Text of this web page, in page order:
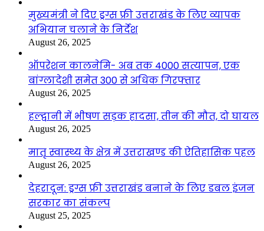
मुख्यमंत्री ने दिए ड्रग्स फ्री उत्तराखंड के लिए व्यापक
अभियान चलाने के निर्देश
August 26, 2025
ऑपरेशन कालनेमि- अब तक 4000 सत्यापन, एक
बांग्लादेशी समेत 300 से अधिक गिरफ्तार
August 26, 2025
हल्द्वानी में भीषण सड़क हादसा, तीन की मौत, दो घायल
August 26, 2025
मातृ स्वास्थ्य के क्षेत्र में उत्तराखण्ड की ऐतिहासिक पहल
August 26, 2025
देहरादून: ड्रग्स फ्री उत्तराखंड बनाने के लिए डबल इंजन
सरकार का संकल्प
August 25, 2025